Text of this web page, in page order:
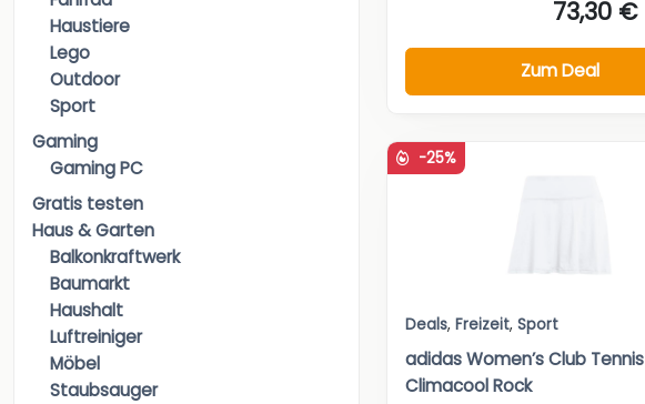
Haustiere
Lego
Outdoor
Sport
Gaming
Gaming PC
Gratis testen
Haus & Garten
Balkonkraftwerk
Baumarkt
Haushalt
Luftreiniger
Möbel
Staubsauger
73,30 €
Zum Deal
-25%
Deals, Freizeit, Sport
adidas Women’s Club Tennis
Climacool Rock